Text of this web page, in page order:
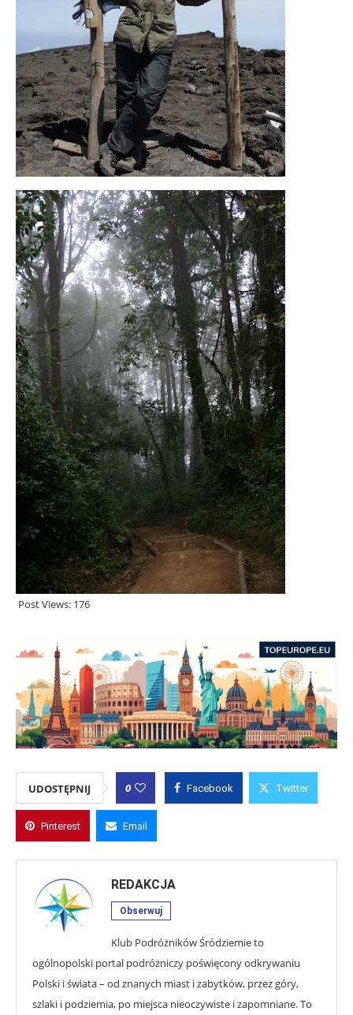
Post Views: 176
UDOSTĘPNIJ 0 Facebook Twitter
Pinterest Email
REDAKCJA
Obserwuj
Klub Podróżników Śródziemie to
ogólnopolski portal podróżniczy poświęcony odkrywaniu
Polski i świata – od znanych miast i zabytków, przez góry,
szlaki i podziemia, po miejsca nieoczywiste i zapomniane. To